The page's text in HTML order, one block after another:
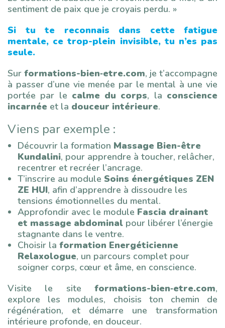
sentiment de paix que je croyais perdu. »
Si tu te reconnais dans cette fatigue
mentale, ce trop-plein invisible, tu n’es pas
seule.
Sur formations-bien‑etre.com, je t’accompagne
à passer d’une vie menée par le mental à une vie
portée par le calme du corps, la conscience
incarnée et la douceur intérieure.
Viens par exemple :
Découvrir la formation Massage Bien-être
Kundalini, pour apprendre à toucher, relâcher,
recentrer et recréer l’ancrage.
T’inscrire au module Soins énergétiques ZEN
ZE HUI, afin d’apprendre à dissoudre les
tensions émotionnelles du mental.
Approfondir avec le module Fascia drainant
et massage abdominal pour libérer l’énergie
stagnante dans le ventre.
Choisir la formation Energéticienne
Relaxologue, un parcours complet pour
soigner corps, cœur et âme, en conscience.
Visite le site formations-bien‑etre.com,
explore les modules, choisis ton chemin de
régénération, et démarre une transformation
intérieure profonde, en douceur.